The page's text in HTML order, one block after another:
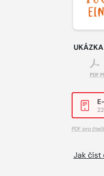
PDF
PDF pro
Jak číst